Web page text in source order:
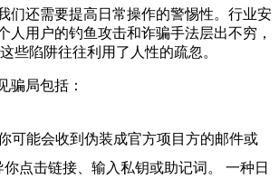
们还需要提高日常操作的警惕性。行业安
人用户的钓鱼攻击和诈骗手法层出不穷，
些陷阱往往利用了人性的疏忽。
骗局包括：
可能会收到伪装成官方项目方的邮件或
点击链接、输入私钥或助记词。 一种日